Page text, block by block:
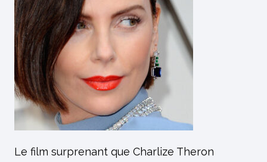
Le film surprenant que Charlize Theron